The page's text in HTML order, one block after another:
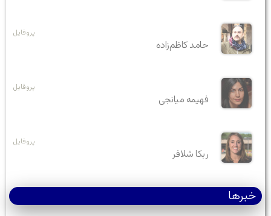
پروفایل
حامد کاظم‌زاده
پروفایل
فهیمه میانجی
پروفایل
ربکا شلافر
خبرها